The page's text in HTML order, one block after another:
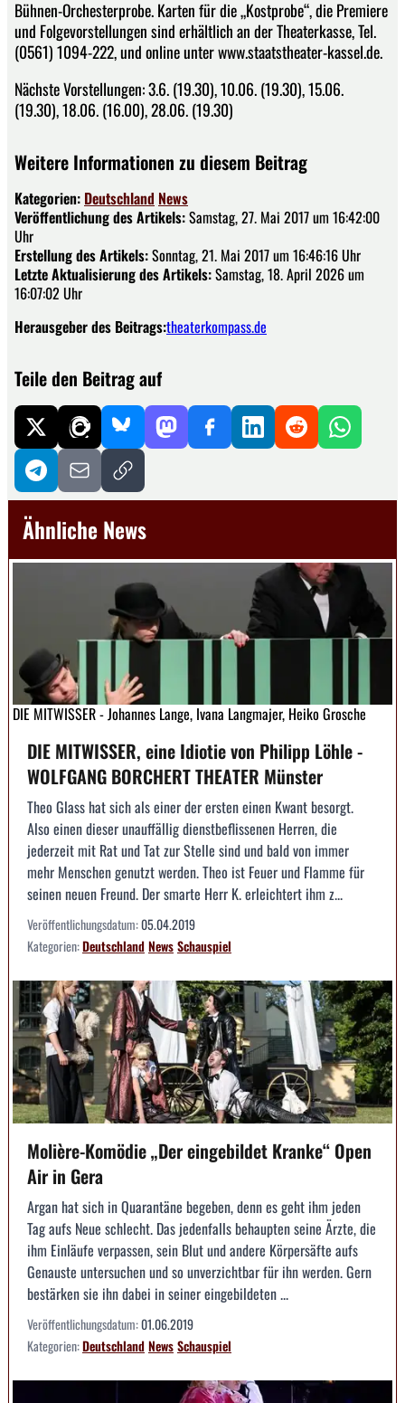
Bühnen-Orchesterprobe. Karten für die „Kostprobe“, die Premiere
und Folgevorstellungen sind erhältlich an der Theaterkasse, Tel.
(0561) 1094-222, und online unter www.staatstheater-kassel.de.
Nächste Vorstellungen: 3.6. (19.30), 10.06. (19.30), 15.06.
(19.30), 18.06. (16.00), 28.06. (19.30)
Weitere Informationen zu diesem Beitrag
Kategorien: Deutschland News
Veröffentlichung des Artikels:Samstag, 27. Mai 2017 um 16:42:00
Uhr
Erstellung des Artikels:Sonntag, 21. Mai 2017 um 16:46:16 Uhr
Letzte Aktualisierung des Artikels:Samstag, 18. April 2026 um
16:07:02 Uhr
Herausgeber des Beitrags:theaterkompass.de
Teile den Beitrag auf
Ähnliche News
DIE MITWISSER - Johannes Lange, Ivana Langmajer, Heiko Grosche
DIE MITWISSER, eine Idiotie von Philipp Löhle -
WOLFGANG BORCHERT THEATER Münster
Theo Glass hat sich als einer der ersten einen Kwant besorgt.
Also einen dieser unauffällig dienstbeflissenen Herren, die
jederzeit mit Rat und Tat zur Stelle sind und bald von immer
mehr Menschen genutzt werden. Theo ist Feuer und Flamme für
seinen neuen Freund. Der smarte Herr K. erleichtert ihm z...
Veröffentlichungsdatum:05.04.2019
Kategorien:DeutschlandNewsSchauspiel
Molière-Komödie „Der eingebildet Kranke“ Open
Air in Gera
Argan hat sich in Quarantäne begeben, denn es geht ihm jeden
Tag aufs Neue schlecht. Das jedenfalls behaupten seine Ärzte, die
ihm Einläufe verpassen, sein Blut und andere Körpersäfte aufs
Genauste untersuchen und so unverzichtbar für ihn werden. Gern
bestärken sie ihn dabei in seiner eingebildeten ...
Veröffentlichungsdatum:01.06.2019
Kategorien:DeutschlandNewsSchauspiel